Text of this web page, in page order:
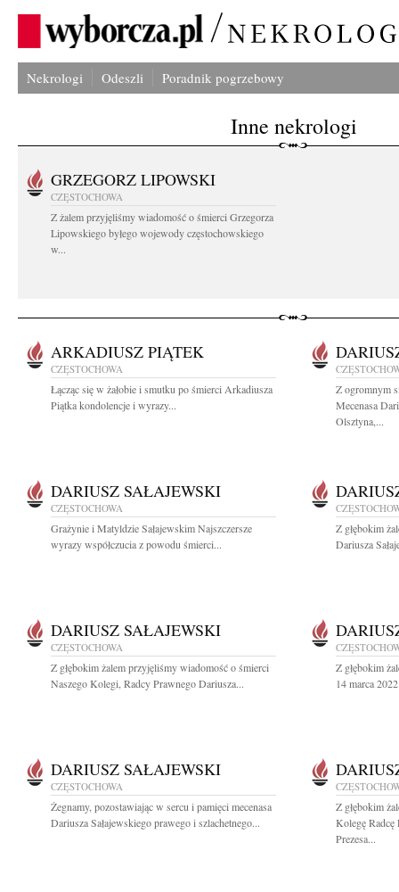
Nekrologi Odeszli Poradnik pogrzebowy
Inne nekrologi
GRZEGORZ LIPOWSKI
CZĘSTOCHOWA
Z żalem przyjęliśmy wiadomość o śmierci Grzegorza
Lipowskiego byłego wojewody częstochowskiego
w...
ARKADIUSZ PIĄTEK
CZĘSTOCHOWA
Łącząc się w żałobie i smutku po śmierci Arkadiusza
Piątka kondolencje i wyrazy...
Z ogromnym
Mecenasa
Olsztyna,...
DARIUSZ SAŁAJEWSKI
CZĘSTOCHOWA
Grażynie i Matyldzie Sałajewskim Najszczersze
wyrazy współczucia z powodu śmierci...
Z głębokim
Dariusza
DARIUSZ SAŁAJEWSKI
CZĘSTOCHOWA
Z głębokim żalem przyjęliśmy wiadomość o śmierci
Naszego Kolegi, Radcy Prawnego Dariusza...
Z głębokim
14 marca
DARIUSZ SAŁAJEWSKI
CZĘSTOCHOWA
Żegnamy, pozostawiając w sercu i pamięci mecenasa
Dariusza Sałajewskiego prawego i szlachetnego...
Z głębokim
Kolegę Radcę
Prezesa...